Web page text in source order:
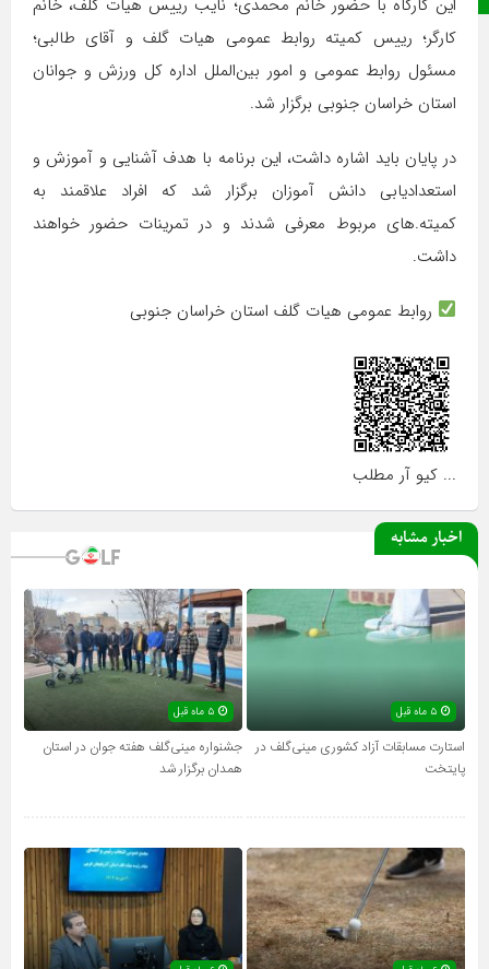
کارگر؛ رییس کمیته روابط عمومی هیات گلف و آقای طالبی؛
مسئول روابط عمومی و امور بین‌الملل اداره کل ورزش و جوانان
استان خراسان جنوبی برگزار شد.
در پایان باید اشاره داشت، این برنامه با هدف آشنایی و آموزش و
استعدادیابی دانش آموزان برگزار شد که افراد علاقمند به
کمیته.های مربوط معرفی شدند و در تمرینات حضور خواهند
داشت.
روابط عمومی هیات گلف استان خراسان جنوبی
... کیو آر مطلب
اخبار مشابه
استارت مسابقات آزاد کشوری مینی‌گلف در
پایتخت
جشنواره مینی‌گلف هفته جوان در استان
همدان برگزار شد